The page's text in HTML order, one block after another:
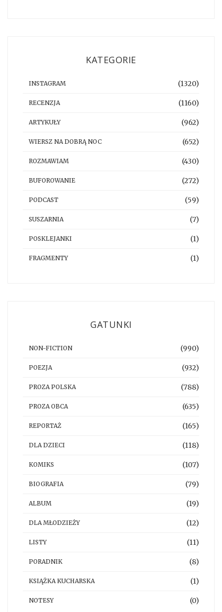
KATEGORIE
INSTAGRAM (1320)
RECENZJA (1160)
ARTYKUŁY (962)
WIERSZ NA DOBRĄ NOC (652)
ROZMAWIAM (430)
BUFOROWANIE (272)
PODCAST (59)
SUSZARNIA (7)
POSKLEJANKI (1)
FRAGMENTY (1)
GATUNKI
NON-FICTION (990)
POEZJA (932)
PROZA POLSKA (788)
PROZA OBCA (635)
REPORTAŻ (165)
DLA DZIECI (118)
KOMIKS (107)
BIOGRAFIA (79)
ALBUM (19)
DLA MŁODZIEŻY (12)
LISTY (11)
PORADNIK (8)
KSIĄŻKA KUCHARSKA (1)
NOTESY (0)